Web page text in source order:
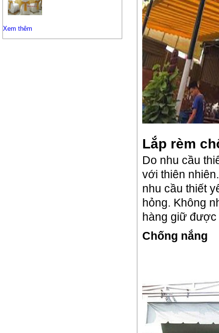
Lắp rèm
Do nhu cầu
với thiên
nhu cầu thiết
hỏng. Không
hàng giữ được
Chống nắng
Xem thêm